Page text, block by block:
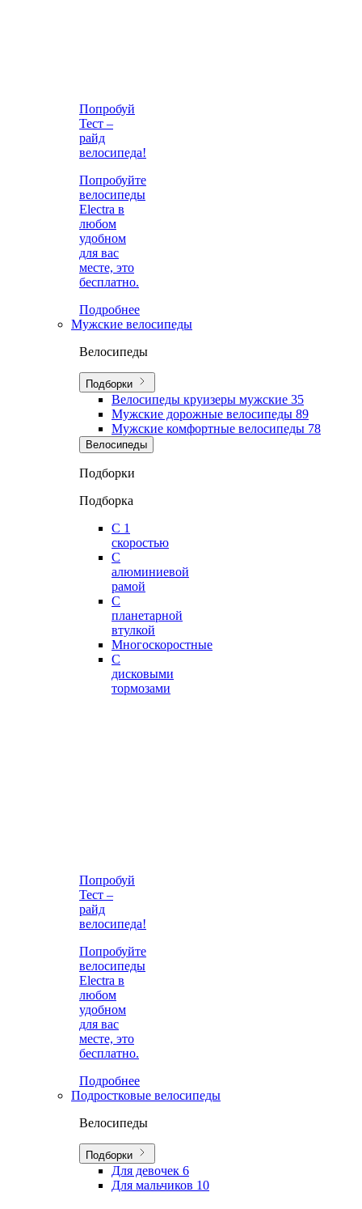
Попробуй
Тест –
райд
велосипеда!
Попробуйте
велосипеды
Electra в
любом
удобном
для вас
месте, это
бесплатно.
Подробнее
Мужские велосипеды
Велосипеды
Подборки
Велосипеды круизеры мужские 35
Мужские дорожные велосипеды 89
Мужские комфортные велосипеды 78
Велосипеды
Подборки
Подборка
С 1
скоростью
С
алюминиевой
рамой
С
планетарной
втулкой
Многоскоростные
С
дисковыми
тормозами
Попробуй
Тест –
райд
велосипеда!
Попробуйте
велосипеды
Electra в
любом
удобном
для вас
месте, это
бесплатно.
Подробнее
Подростковые велосипеды
Велосипеды
Подборки
Для девочек 6
Для мальчиков 10